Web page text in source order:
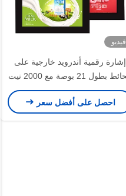
فيديو
إشارة رقمية أندرويد خارجية على
الحائط بطول 21 بوصة مع 2000 نيت
و IP55 مقاومة للماء
احصل على أفضل سعر